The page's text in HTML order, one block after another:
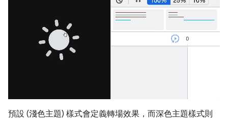
預設 (淺色主題) 樣式會定義轉場效果，而深色主題樣式則